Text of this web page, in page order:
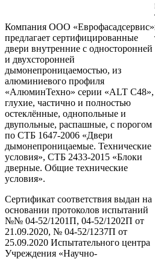
Компания ООО «Еврофасадсервис»
предлагает сертифицированные
двери внутренние с односторонней
и двухсторонней
дымонепроницаемостью, из
алюминиевого профиля
«АлюминТехно» серии «ALT С48»,
глухие, частично и полностью
остеклённые, однопольные и
двупольные, распашные, с порогом
по СТБ 1647-2006 «Двери
дымонепроницаемые. Технические
условия», СТБ 2433-2015 «Блоки
дверные. Общие технические
условия».
Сертификат соответствия выдан на
основании протоколов испытаний
№№ 04-52/1201П, 04-52/1202П от
21.09.2020, № 04-52/1237П от
25.09.2020 Испытательного центра
Учреждения «Научно-